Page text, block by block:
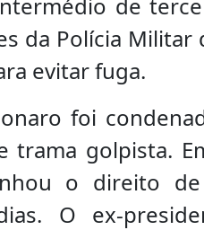
da Polícia
evitar fuga.
foi
trama golpista.
o direito
O ex-